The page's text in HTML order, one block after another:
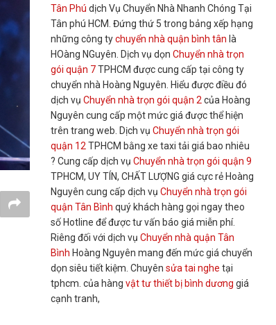
Tân Phú dịch Vụ Chuyển Nhà Nhanh Chóng Tại
Tân phú HCM. Đứng thứ 5 trong bảng xếp hạng
những công tychuyển nhà quận bình tân là
HOàng NGuyên. Dịch vụ dọnChuyển nhà trọn
gói quận 7TPHCM được cung cấp tại công ty
chuyển nhà Hoàng Nguyên. Hiểu được điều đó
dịch vụChuyển nhà trọn gói quận 2 của Hoàng
Nguyên cung cấp một mức giá được thể hiện
trên trang web. Dịch vụChuyển nhà trọn gói
quận 12 TPHCM bằng xe taxi tải giá bao nhiêu
? Cung cấp dịch vụChuyển nhà trọn gói quận 9
TPHCM, UY TÍN, CHẤT LƯỢNG giá cực rẻ Hoàng
Nguyên cung cấp dịch vụChuyển nhà trọn gói
quận Tân Bình quý khách hàng gọi ngay theo
số Hotline để được tư vấn báo giá miễn phí.
Riêng đối với dịch vụChuyển nhà quận Tân
Bình Hoàng Nguyên mang đến mức giá chuyển
dọn siêu tiết kiệm. Chuyênsửa tai nghe tại
tphcm. của hàngvật tư thiết bị bình dương giá
cạnh tranh,